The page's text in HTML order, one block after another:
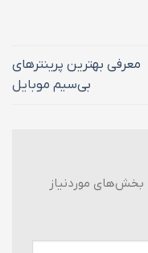
معرفی بهترین پرینترهای
بی‌سیم موبایل
بخش‌های موردنیاز